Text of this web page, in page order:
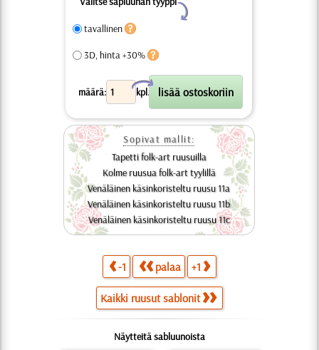
Y
tavallinen
3D, hinta +30%
määrä: kpl.
X
Sopivat mallit:
Tapetti folk-art ruusuilla
Kolme ruusua folk-art tyylillä
Venäläinen käsinkoristeltu ruusu 11a
Venäläinen käsinkoristeltu ruusu 11b
Venäläinen käsinkoristeltu ruusu 11c
-1 palaa +1
Kaikki ruusut sablonit
Näytteitä sabluunoista